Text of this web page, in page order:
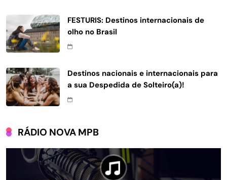
FESTURIS: Destinos internacionais de
olho no Brasil
Destinos nacionais e internacionais para
a sua Despedida de Solteiro(a)!
RÁDIO NOVA MPB